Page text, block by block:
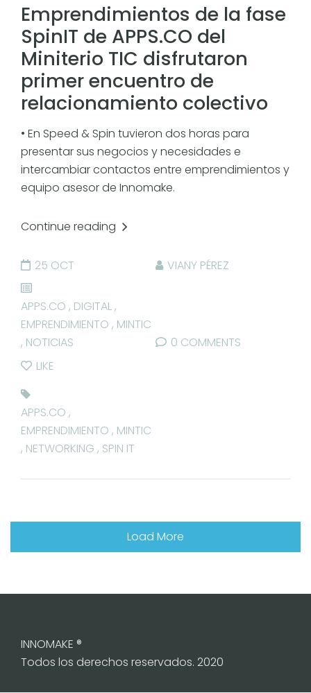
Emprendimientos de la fase
SpinIT de APPS.CO del
Miniterio TIC disfrutaron
primer encuentro de
relacionamiento colectivo
• En Speed & Spin tuvieron dos horas para
presentar sus negocios y necesidades e
intercambiar contactos entre emprendimientos y
equipo asesor de Innomake.
Continue reading
25 OCT VIANY PÉREZ
APPS.CO , DIGITAL,
EMPRENDIMIENTO , MINTIC
, NOTICIAS
0 COMMENTS
LIKE
APPS.CO ,
EMPRENDIMIENTO , MINTIC
, NETWORKING , SPIN IT
Load More
INNOMAKE ®
Todos los derechos reservados. 2020